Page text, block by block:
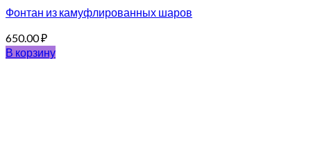
Фонтан из камуфлированных шаров
650.00₽
В корзину